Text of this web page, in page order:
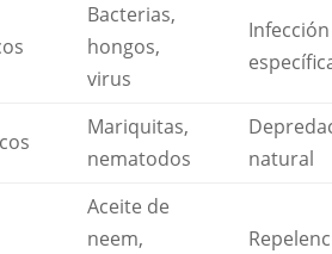
Bacterias,
hongos,
virus
Infección
Mariquitas,
nematodos
natural
Aceite de
neem,